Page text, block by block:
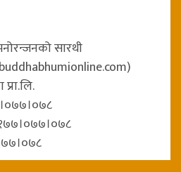
सारथी